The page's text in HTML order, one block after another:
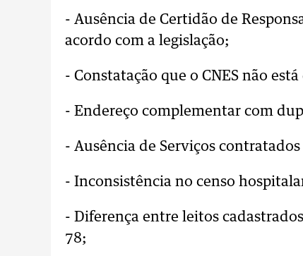
- Ausência de Certidão de
acordo com a legislação;
- Constatação que o CNES não
- Endereço complementar com
- Ausência de Serviços
- Inconsistência no censo
- Diferença entre leitos
78;